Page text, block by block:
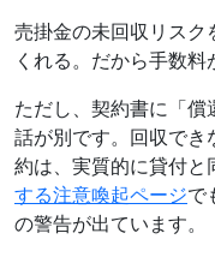
売掛金の未回収リスク
くれる。だから手数料
ただし、契約書に「
話が別です。回収で
約は、実質的に貸付と
する注意喚起ページで
の警告が出ています。